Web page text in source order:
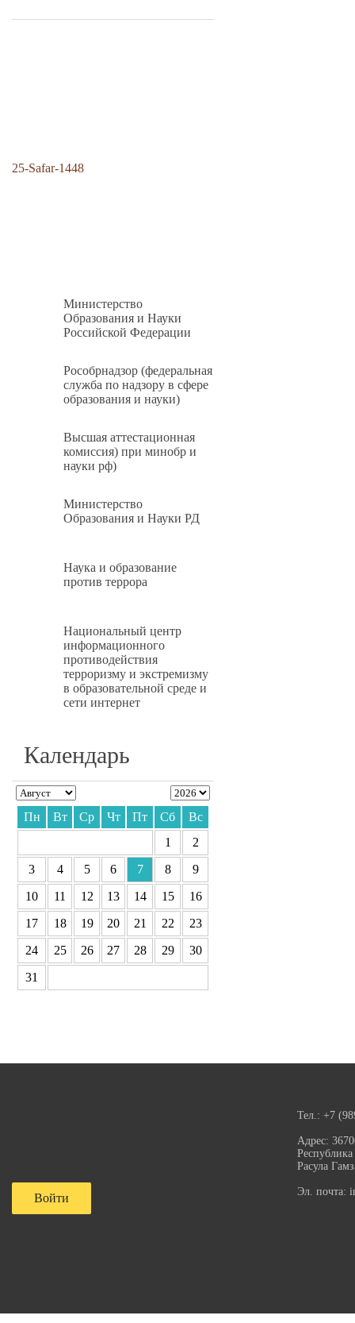
25-Safar-1448
Министерство
Образования и Науки
Российской Федерации
Рособрнадзор (федеральная
служба по надзору в сфере
образования и науки)
Высшая аттестационная
комиссия) при минобр и
науки рф)
Министерство
Образования и Науки РД
Наука и образование
против террора
Национальный центр
информационного
противодействия
терроризму и экстремизму
в образовательной среде и
сети интернет
Календарь
Пн Вт Ср Чт Пт Сб
Вс
1
2
3
4 5 6 7 8
9
10
11 12 13 14 15
16
17
18 19 20 21 22
23
24
25 26 27 28 29
30
31
Войти
Тел.: +7
Адрес:
Расула
Эл. почта: